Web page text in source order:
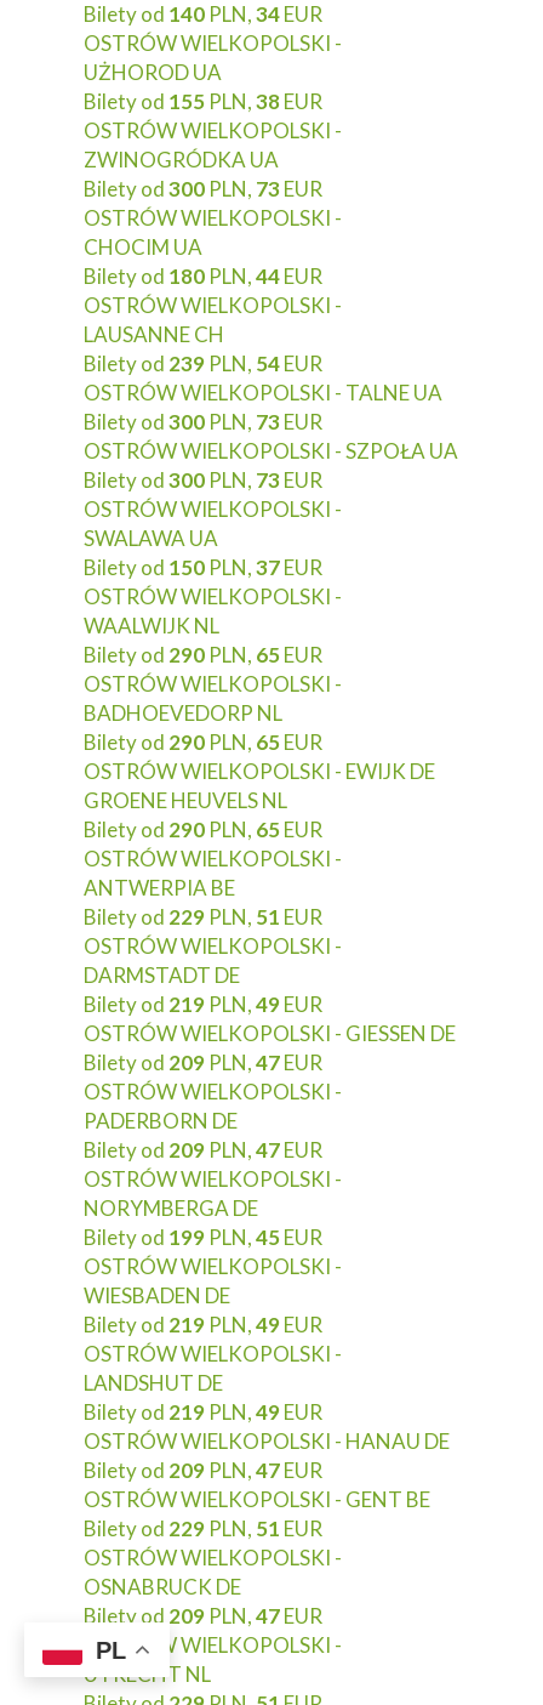
PL
Bilety od 140 PLN,34EUR
OSTRÓW WIELKOPOLSKI -
UŻHOROD UA
Bilety od 155 PLN,38EUR
OSTRÓW WIELKOPOLSKI -
ZWINOGRÓDKA UA
Bilety od300 PLN, 73EUR
OSTRÓW WIELKOPOLSKI -
CHOCIM UA
Bilety od 180 PLN,44EUR
OSTRÓW WIELKOPOLSKI -
LAUSANNE CH
Bilety od 239 PLN, 54EUR
OSTRÓW WIELKOPOLSKI - TALNE UA
Bilety od300 PLN, 73EUR
OSTRÓW WIELKOPOLSKI - SZPOŁA UA
Bilety od300 PLN, 73EUR
OSTRÓW WIELKOPOLSKI -
SWALAWA UA
Bilety od 150 PLN,37EUR
OSTRÓW WIELKOPOLSKI -
WAALWIJK NL
Bilety od 290 PLN, 65EUR
OSTRÓW WIELKOPOLSKI -
BADHOEVEDORP NL
Bilety od 290 PLN, 65EUR
OSTRÓW WIELKOPOLSKI - EWIJK DE
GROENE HEUVELS NL
Bilety od 290 PLN, 65EUR
OSTRÓW WIELKOPOLSKI -
ANTWERPIA BE
Bilety od 229 PLN, 51 EUR
OSTRÓW WIELKOPOLSKI -
DARMSTADT DE
Bilety od 219 PLN,49EUR
OSTRÓW WIELKOPOLSKI - GIESSEN DE
Bilety od 209 PLN,47EUR
OSTRÓW WIELKOPOLSKI -
PADERBORN DE
Bilety od 209 PLN,47EUR
OSTRÓW WIELKOPOLSKI -
NORYMBERGA DE
Bilety od 199 PLN,45EUR
OSTRÓW WIELKOPOLSKI -
WIESBADEN DE
Bilety od 219 PLN,49EUR
OSTRÓW WIELKOPOLSKI -
LANDSHUT DE
Bilety od 219 PLN,49EUR
OSTRÓW WIELKOPOLSKI - HANAU DE
Bilety od 209 PLN,47EUR
OSTRÓW WIELKOPOLSKI - GENT BE
Bilety od 229 PLN, 51 EUR
OSTRÓW WIELKOPOLSKI -
OSNABRUCK DE
Bilety od 209 PLN,47EUR
OSTRÓW WIELKOPOLSKI -
UTRECHT NL